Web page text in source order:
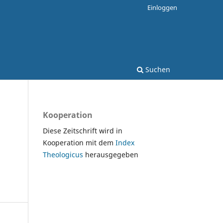
Suchen
Einloggen
Kooperation
Diese Zeitschrift wird in
Kooperation mit dem Index
Theologicus herausgegeben